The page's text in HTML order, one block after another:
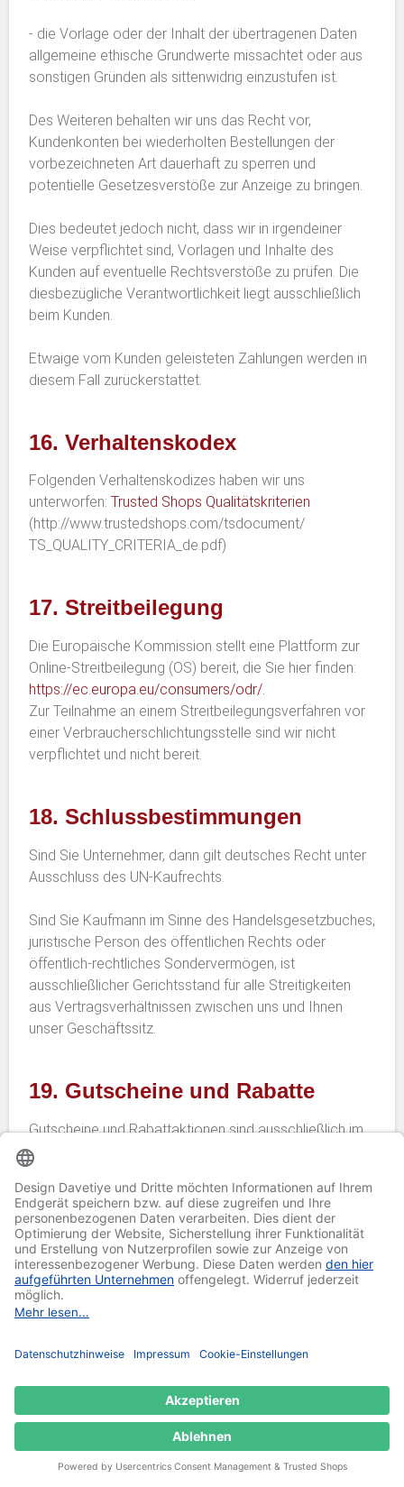
- die Vorlage oder der Inhalt der übertragenen Daten
allgemeine ethische Grundwerte missachtet oder aus
sonstigen Gründen als sittenwidrig einzustufen ist.
Des Weiteren behalten wir uns das Recht vor,
Kundenkonten bei wiederholten Bestellungen der
vorbezeichneten Art dauerhaft zu sperren und
potentielle Gesetzesverstöße zur Anzeige zu bringen.
Dies bedeutet jedoch nicht, dass wir in irgendeiner
Weise verpflichtet sind, Vorlagen und Inhalte des
Kunden auf eventuelle Rechtsverstöße zu prüfen. Die
diesbezügliche Verantwortlichkeit liegt ausschließlich
beim Kunden.
Etwaige vom Kunden geleisteten Zahlungen werden in
diesem Fall zurückerstattet.
16. Verhaltenskodex
Folgenden Verhaltenskodizes haben wir uns
unterworfen: Trusted Shops Qualitätskriterien
(http://www.trustedshops.com/tsdocument/
TS_QUALITY_CRITERIA_de.pdf)
17. Streitbeilegung
Die Europäische Kommission stellt eine Plattform zur
Online-Streitbeilegung (OS) bereit, die Sie hier finden:
https://ec.europa.eu/consumers/odr/.
Zur Teilnahme an einem Streitbeilegungsverfahren vor
einer Verbraucherschlichtungsstelle sind wir nicht
verpflichtet und nicht bereit.
18. Schlussbestimmungen
Sind Sie Unternehmer, dann gilt deutsches Recht unter
Ausschluss des UN-Kaufrechts.
Sind Sie Kaufmann im Sinne des Handelsgesetzbuches,
juristische Person des öffentlichen Rechts oder
öffentlich-rechtliches Sondervermögen, ist
ausschließlicher Gerichtsstand für alle Streitigkeiten
aus Vertragsverhältnissen zwischen uns und Ihnen
unser Geschäftssitz.
19. Gutscheine und Rabatte
Gutscheine und Rabattaktionen sind ausschließlich im
Onlineshop gültig und können nicht im stationären
anderen Aktionen oder Rabatten ist ausgeschlossen.
Stand: 30.04.2020
unseren Newsletter!
SERVICE